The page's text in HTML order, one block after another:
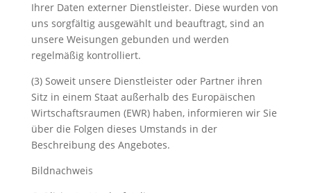
Ihrer Daten externer Dienstleister. Diese wurden von
uns sorgfältig ausgewählt und beauftragt, sind an
unsere Weisungen gebunden und werden
regelmäßig kontrolliert.
(3) Soweit unsere Dienstleister oder Partner ihren
Sitz in einem Staat außerhalb des Europäischen
Wirtschaftsraumen (EWR) haben, informieren wir Sie
über die Folgen dieses Umstands in der
Beschreibung des Angebotes.
Bildnachweis